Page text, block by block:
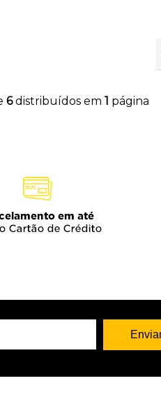
6distribuídos em 1 página